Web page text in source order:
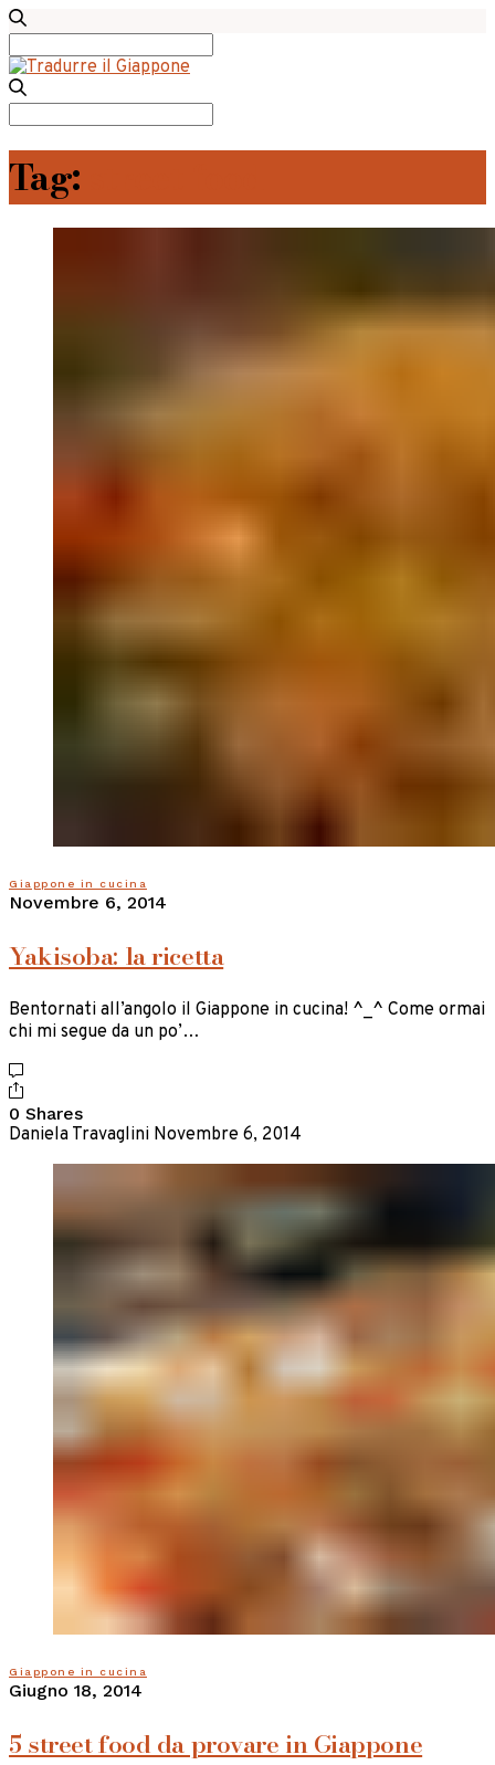
for:
Tag:
Giappone in cucina
Novembre 6, 2014
Yakisoba: la ricetta
Bentornati all’angolo il Giappone in cucina! ^_^ Come ormai
chi mi segue da un po’…
0 Shares
Daniela Travaglini Novembre 6, 2014
Giappone in cucina
Giugno 18, 2014
5 street food da provare in Giappone